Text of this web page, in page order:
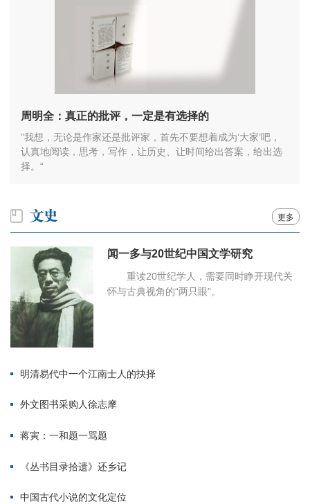
周明全：真正的批评，一定是有选择的
”我想，无论是作家还是批评家，首先不要想着成为‘大家’吧，
认真地阅读，思考，写作，让历史、让时间给出答案，给出选
择。“
更多
闻一多与20世纪中国文学研究
重读20世纪学人，需要同时睁开现代关
怀与古典视角的“两只眼”。
明清易代中一个江南士人的抉择
外文图书采购人徐志摩
蒋寅：一和题一骂题
《丛书目录拾遗》还乡记
中国古代小说的文化定位